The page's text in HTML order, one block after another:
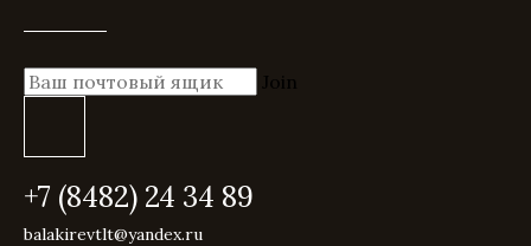
Join
+7 (8482) 24 34 89
balakirevtlt@yandex.ru